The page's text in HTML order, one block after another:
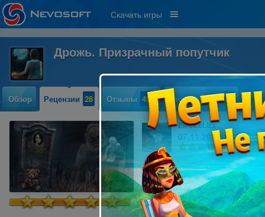
Скачать игры
Дрожь. Призрачный попутчик
Обзор Рецензии 28 Отзывы 453 Прохождение 48
ElectroLiza
07.11.2013 14:13
5
Дождь, гроза, шоссе и тусклый
Неправда ли страшное начало.
"Дрожь. Призрачный попутчик" -
собственной психикой и